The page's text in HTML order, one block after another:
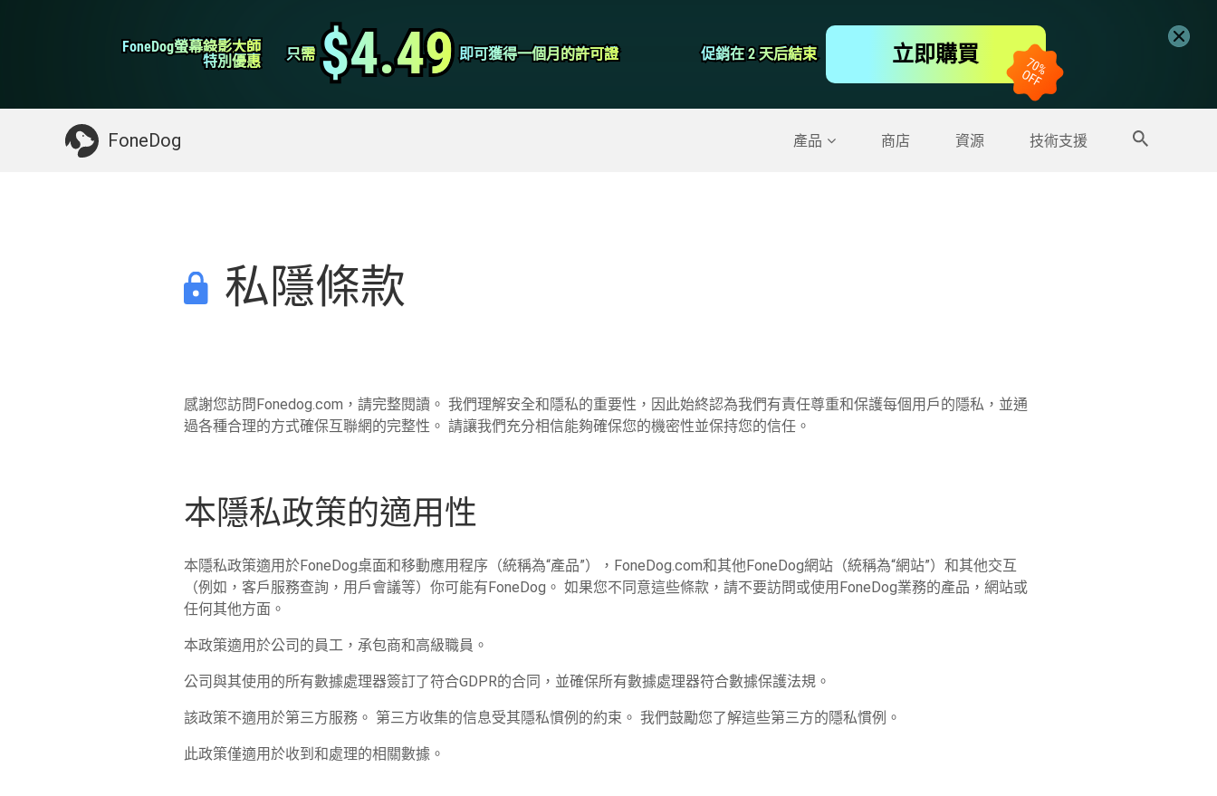
FoneDog螢幕錄影大師
FoneDog螢幕錄影大師
特別優惠
特別優惠 只需
只需 $4.49
$4.49 即可獲得一個月的許可證
即可獲得一個月的許可證 促銷在 2 天后結束
促銷在 2 天后結束 立即購買
FoneDog 產品 商店 資源 技術支援
iPhone 清理 屏幕錄像大師
你可能需要的東西： 更多產品
私隱條款
感謝您訪問Fonedog.com，請完整閱讀。 我們理解安全和隱私的重要性，因此始終認為我們有責任尊重和保護每個用戶的隱私，並通
過各種合理的方式確保互聯網的完整性。 請讓我們充分相信能夠確保您的機密性並保持您的信任。
本隱私政策的適用性
本隱私政策適用於FoneDog桌面和移動應用程序（統稱為“產品”），FoneDog.com和其他FoneDog網站（統稱為“網站”）和其他交互
（例如，客戶服務查詢，用戶會議等）你可能有FoneDog。 如果您不同意這些條款，請不要訪問或使用FoneDog業務的產品，網站或
任何其他方面。
本政策適用於公司的員工，承包商和高級職員。
公司與其使用的所有數據處理器簽訂了符合GDPR的合同，並確保所有數據處理器符合數據保護法規。
該政策不適用於第三方服務。 第三方收集的信息受其隱私慣例的約束。 我們鼓勵您了解這些第三方的隱私慣例。
此政策僅適用於收到和處理的相關數據。